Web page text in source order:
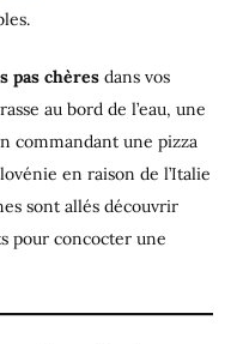
pas chères dans vos
au bord de l’eau, une
commandant une pizza
en raison de l’Italie
sont allés découvrir
pour concocter une